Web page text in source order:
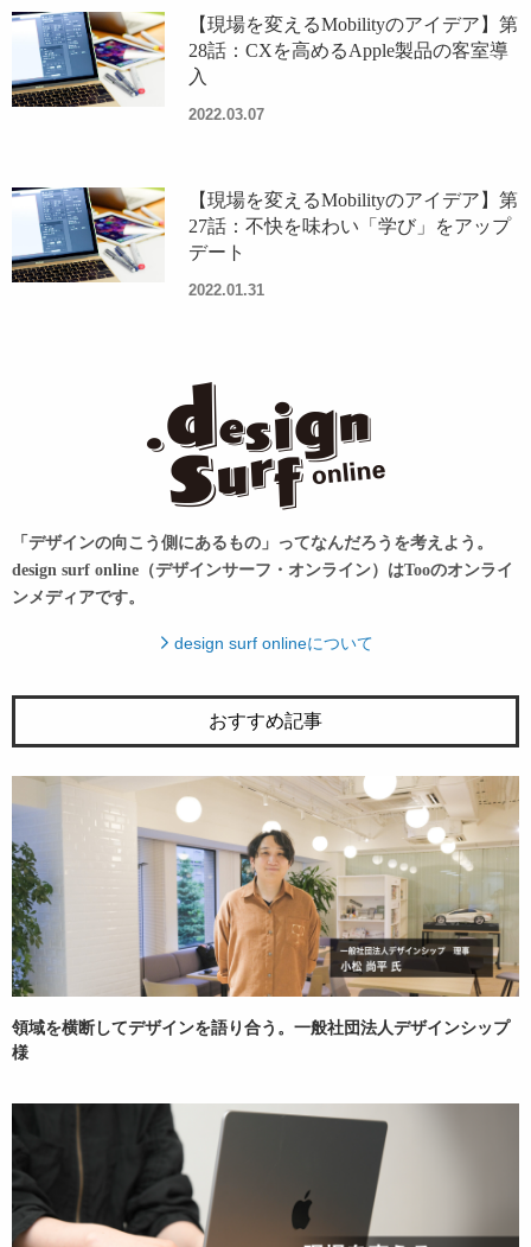
【現場を変えるMobilityのアイデア】第
28話：CXを高めるApple製品の客室導
入
2022.03.07
【現場を変えるMobilityのアイデア】第
27話：不快を味わい「学び」をアップ
デート
2022.01.31
「デザインの向こう側にあるもの」ってなんだろうを考えよう。
design surf online（デザインサーフ・オンライン）はTooのオンライ
ンメディアです。
design surf onlineについて
おすすめ記事
領域を横断してデザインを語り合う。一般社団法人デザインシップ
様